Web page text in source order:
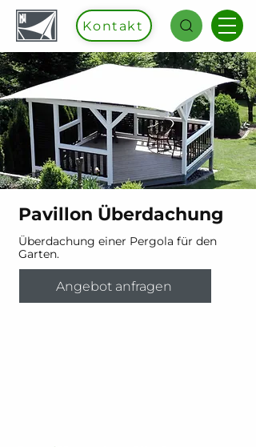
Kontakt
Pavillon Überdachung
Überdachung einer Pergola für den
Garten.
Angebot anfragen